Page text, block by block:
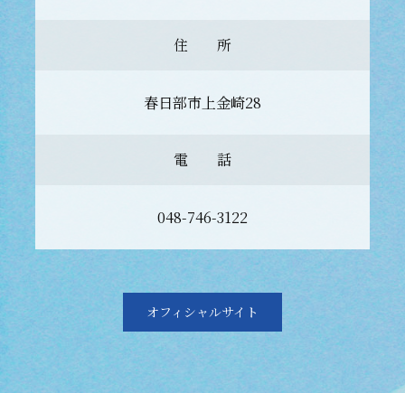
住 所
春日部市上金崎28
電 話
048-746-3122
オフィシャルサイト